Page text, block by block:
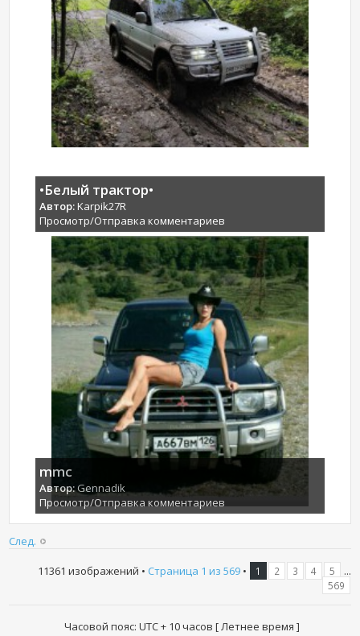
•Белый трактор•
Автор:Karpik27R
Просмотр/Отправка комментариев
mmc
Автор:Gennadik
Просмотр/Отправка комментариев
След.
11361 изображений • Страница 1 из 569• 1 2 3 4 5 ...
569
Часовой пояс: UTC + 10 часов [ Летнее время ]